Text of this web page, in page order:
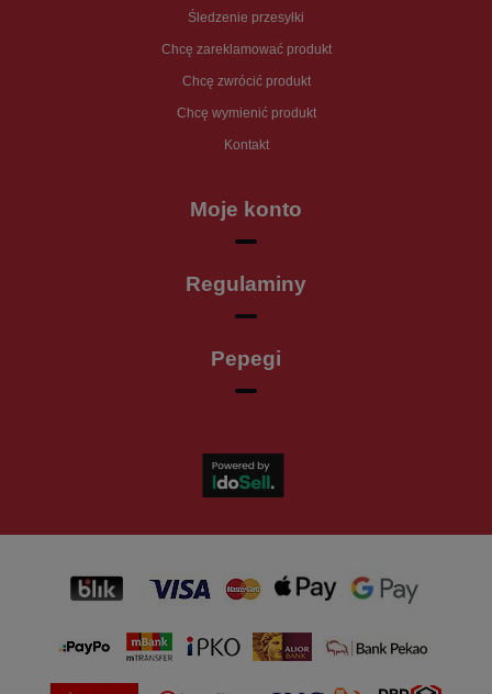
Śledzenie przesyłki
Chcę zareklamować produkt
Chcę zwrócić produkt
Chcę wymienić produkt
Kontakt
Moje konto
Regulaminy
Pepegi